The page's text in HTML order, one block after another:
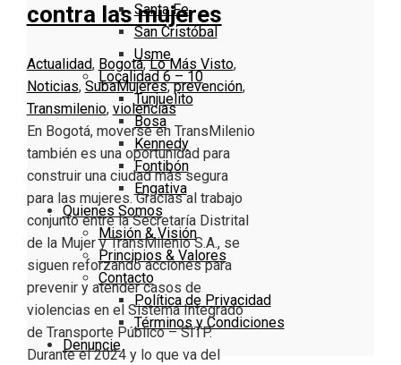
Santa Fe
San Cristóbal
Usme
Localidad 6 – 10
Tunjuelito
Bosa
Kennedy
Fontibón
Engativa
Quienes Somos
Misión & Visión
Principios & Valores
Contacto
Política de Privacidad
Términos y Condiciones
Denuncie
contra las mujeres
Actualidad, Bogotá,Lo Más Visto,
Noticias, SubaMujeres,prevención,
Transmilenio, violencias
En Bogotá, moverse en TransMilenio
también es una oportunidad para
construir una ciudad más segura
para las mujeres. Gracias al trabajo
conjunto entre la Secretaría Distrital
de la Mujer y TransMilenio S.A., se
siguen reforzando acciones para
prevenir y atender casos de
violencias en el Sistema Integrado
de Transporte Público – SITP.
Durante el 2024 y lo que va del